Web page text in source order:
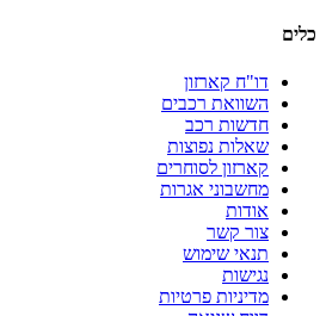
כלים
דו"ח קארזון
השוואת רכבים
חדשות רכב
שאלות נפוצות
קארזון לסוחרים
מחשבוני אגרות
אודות
צור קשר
תנאי שימוש
נגישות
מדיניות פרטיות